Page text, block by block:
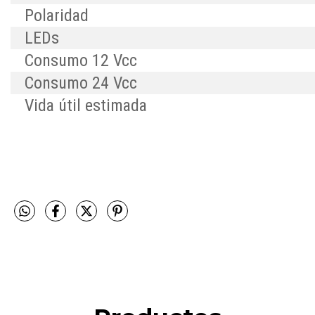
Polaridad
LEDs
Consumo 12 Vcc
Consumo 24 Vcc
Vida útil estimada